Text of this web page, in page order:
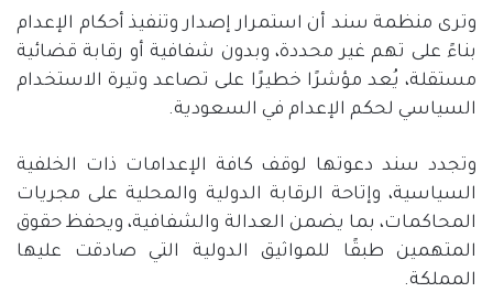
وترى منظمة سند أن استمرار إصدار وتنفيذ أحكام الإعدام
بناءً على تهم غير محددة، وبدون شفافية أو رقابة قضائية
مستقلة، يُعد مؤشرًا خطيرًا على تصاعد وتيرة الاستخدام
السياسي لحكم الإعدام في السعودية.
وتجدد سند دعوتها لوقف كافة الإعدامات ذات الخلفية
السياسية، وإتاحة الرقابة الدولية والمحلية على مجريات
المحاكمات، بما يضمن العدالة والشفافية، ويحفظ حقوق
المتهمين طبقًا للمواثيق الدولية التي صادقت عليها
المملكة.